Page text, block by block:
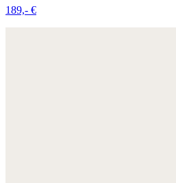
189,- €